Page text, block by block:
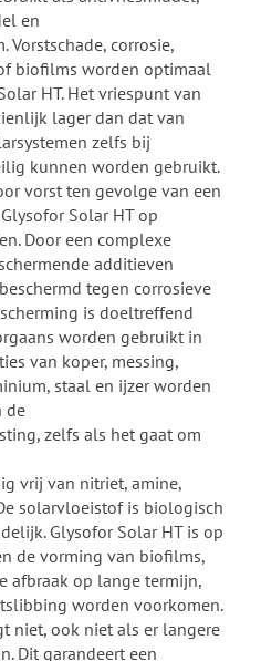
en
Vorstschade, corrosie,
biofilms worden optimaal
HT. Het vriespunt van
lager dan dat van
zelfs bij
kunnen worden gebruikt.
vorst ten gevolge van een
Solar HT op
Door een complexe
additieven
tegen corrosieve
is doeltreffend
worden gebruikt in
van koper, messing,
staal en ijzer worden
de
zelfs als het gaat om
vrij van nitriet, amine,
solarvloeistof is biologisch
Glysofor Solar HT is op
de vorming van biofilms,
afbraak op lange termijn,
worden voorkomen.
niet, ook niet als er langere
Dit garandeert een